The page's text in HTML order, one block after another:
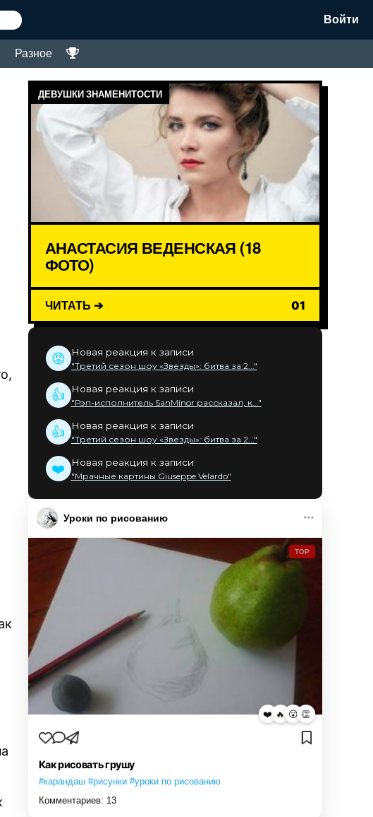
Войти
Разное
ДЕВУШКИ ЗНАМЕНИТОСТИ
АНАСТАСИЯ ВЕДЕНСКАЯ (18
ФОТО)
ЧИТАТЬ ➔ 01
😡 Новая реакция к записи
"Третий сезон шоу «Звезды»: битва за 2..."
👍 Новая реакция к записи
"Рэп-исполнитель SanMinor рассказал, к..."
👍 Новая реакция к записи
"Третий сезон шоу «Звезды»: битва за 2..."
❤️ Новая реакция к записи
"Мрачные картины Giuseppe Velardo"
Уроки по рисованию
TOP
❤️ 🔥 😮 👏
Как рисовать грушу
#карандаш #рисунки #уроки по рисованию
Комментариев: 13